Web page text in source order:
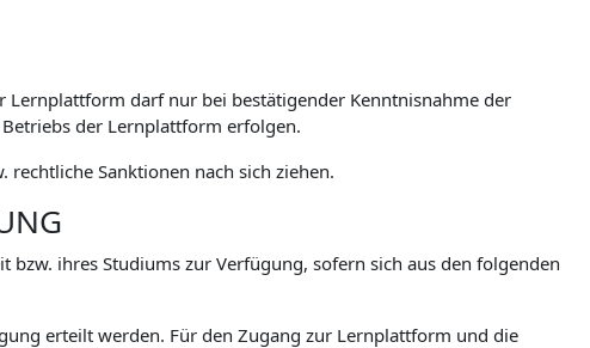
darf nur bei bestätigender Kenntnisnahme der
der Lernplattform erfolgen.
Sanktionen nach sich ziehen.
ihres Studiums zur Verfügung, sofern sich aus den folgenden
erteilt werden. Für den Zugang zur Lernplattform und die